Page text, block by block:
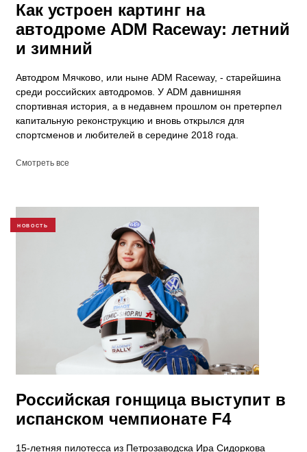
​Как устроен картинг на
автодроме ADM Raceway: летний
и зимний
Автодром Мячково, или ныне ADM Raceway, - старейшина
среди российских автодромов. У ADM давнишняя
спортивная история, а в недавнем прошлом он претерпел
капитальную реконструкцию и вновь открылся для
спортсменов и любителей в середине 2018 года.
Смотреть все
НОВОСТЬ
Российская гонщица выступит в
испанском чемпионате F4
15-летняя пилотесса из Петрозаводска Ира Сидоркова